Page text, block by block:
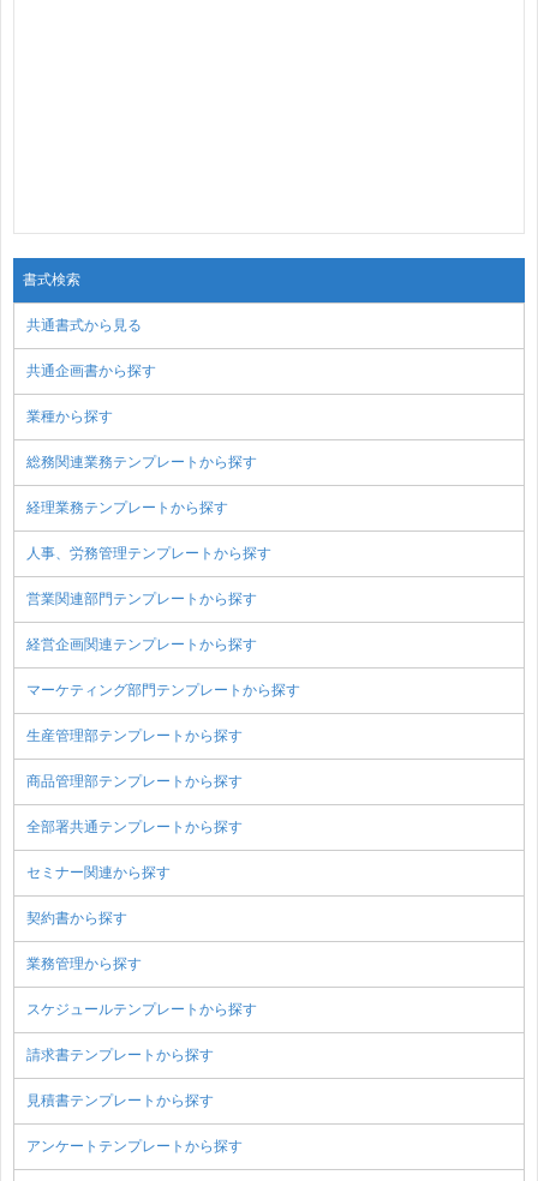
書式検索
共通書式から見る
共通企画書から探す
業種から探す
総務関連業務テンプレートから探す
経理業務テンプレートから探す
人事、労務管理テンプレートから探す
営業関連部門テンプレートから探す
経営企画関連テンプレートから探す
マーケティング部門テンプレートから探す
生産管理部テンプレートから探す
商品管理部テンプレートから探す
全部署共通テンプレートから探す
セミナー関連から探す
契約書から探す
業務管理から探す
スケジュールテンプレートから探す
請求書テンプレートから探す
見積書テンプレートから探す
アンケートテンプレートから探す